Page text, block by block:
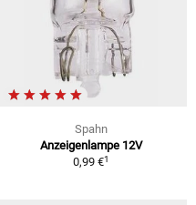
Spahn
Anzeigenlampe 12V
0,99 €1